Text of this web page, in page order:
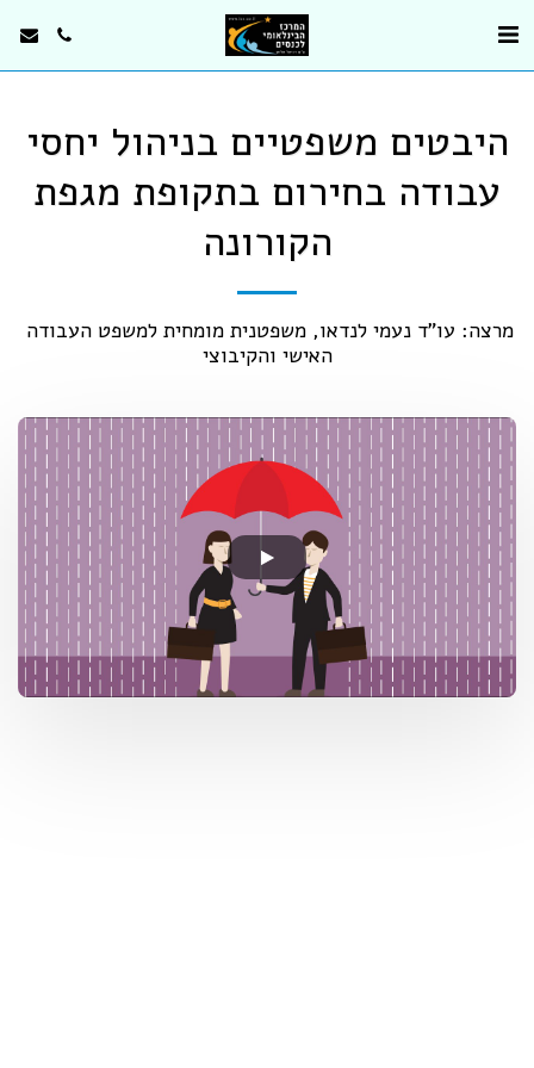
היבטים משפטיים בניהול יחסי
עבודה בחירום בתקופת מגפת
הקורונה
האישי והקיבוצי